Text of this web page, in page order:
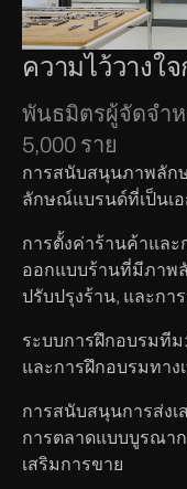
ความไว้วางใ
พันธมิตรผู้จัดจำ
5,000 ราย
การสนับสนุนภาพลัก
ลักษณ์แบรนด์ที่เป็นเ
การตั้งค่าร้านค้าแล
ออกแบบร้านที่มีภาพ
ปรับปรุงร้าน, และกา
ระบบการฝึกอบรมที
และการฝึกอบรมทา
การสนับสนุนการส่งเ
การตลาดแบบบูรณา
เสริมการขาย